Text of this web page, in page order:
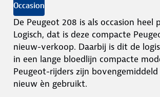
Occasion
De Peugeot 208 is als occasion heel
Logisch, dat is deze compacte
nieuw-verkoop. Daarbij is dit de
in een lange bloedlijn compacte
Peugeot-rijders zijn
nieuw èn gebruikt.